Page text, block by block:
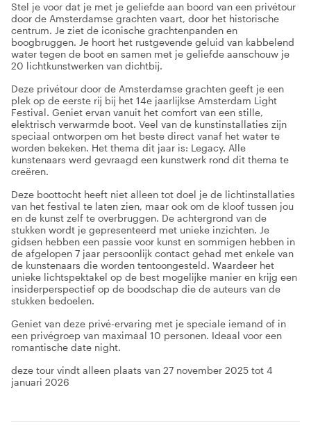
Stel je voor dat je met je geliefde aan boord van een privétour
door de Amsterdamse grachten vaart, door het historische
centrum. Je ziet de iconische grachtenpanden en
boogbruggen. Je hoort het rustgevende geluid van kabbelend
water tegen de boot en samen met je geliefde aanschouw je
20 lichtkunstwerken van dichtbij.
Deze privétour door de Amsterdamse grachten geeft je een
plek op de eerste rij bij het 14e jaarlijkse Amsterdam Light
Festival. Geniet ervan vanuit het comfort van een stille,
elektrisch verwarmde boot. Veel van de kunstinstallaties zijn
speciaal ontworpen om het beste direct vanaf het water te
worden bekeken. Het thema dit jaar is: Legacy. Alle
kunstenaars werd gevraagd een kunstwerk rond dit thema te
creëren.
Deze boottocht heeft niet alleen tot doel je de lichtinstallaties
van het festival te laten zien, maar ook om de kloof tussen jou
en de kunst zelf te overbruggen. De achtergrond van de
stukken wordt je gepresenteerd met unieke inzichten. Je
gidsen hebben een passie voor kunst en sommigen hebben in
de afgelopen 7 jaar persoonlijk contact gehad met enkele van
de kunstenaars die worden tentoongesteld. Waardeer het
unieke lichtspektakel op de best mogelijke manier en krijg een
insiderperspectief op de boodschap die de auteurs van de
stukken bedoelen.
Geniet van deze privé-ervaring met je speciale iemand of in
een privégroep van maximaal 10 personen. Ideaal voor een
romantische date night.
deze tour vindt alleen plaats van 27 november 2025 tot 4
januari 2026